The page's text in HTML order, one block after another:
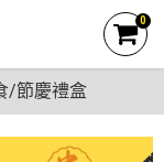
0
/節慶禮盒